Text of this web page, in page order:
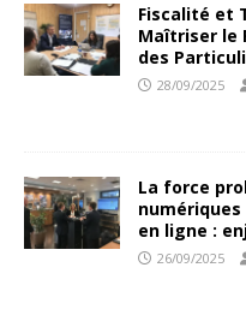
Fiscalité et
Maîtriser le
des
28/09/2025
La force
en ligne :
26/09/2025